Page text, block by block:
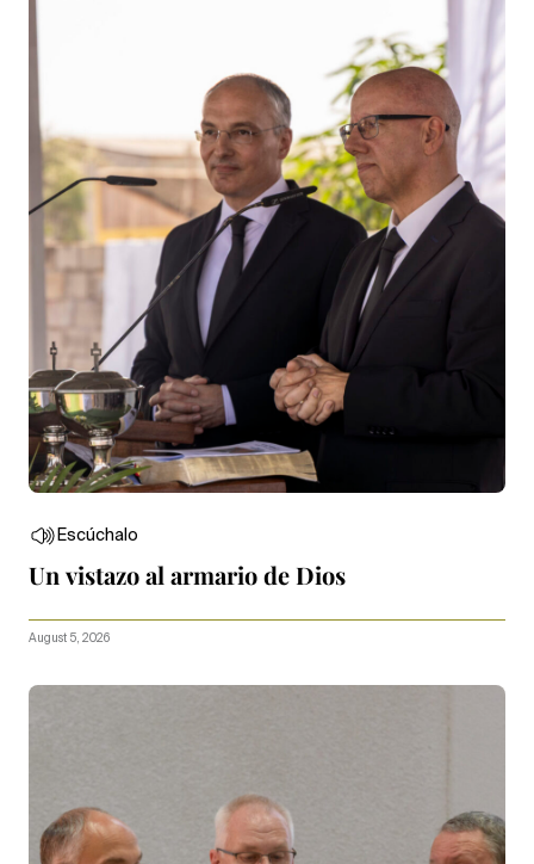
Escúchalo
Un vistazo al armario de Dios
August 5, 2026